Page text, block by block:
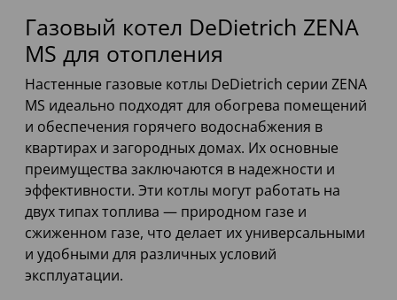
Газовый котел DeDietrich ZENA
MS для отопления
Настенные газовые котлы DeDietrich серии ZENA
MS идеально подходят для обогрева помещений
и обеспечения горячего водоснабжения в
квартирах и загородных домах. Их основные
преимущества заключаются в надежности и
эффективности. Эти котлы могут работать на
двух типах топлива — природном газе и
сжиженном газе, что делает их универсальными
и удобными для различных условий
эксплуатации.